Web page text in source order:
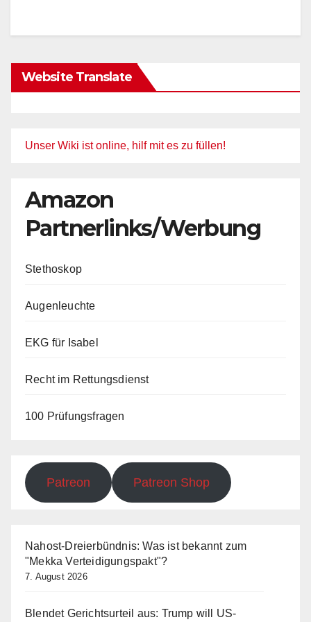
Website Translate
Unser Wiki ist online, hilf mit es zu füllen!
Amazon
Partnerlinks/Werbung
Stethoskop
Augenleuchte
EKG für Isabel
Recht im Rettungsdienst
100 Prüfungsfragen
Patreon Patreon Shop
Nahost-Dreierbündnis: Was ist bekannt zum
"Mekka Verteidigungspakt"?
7. August 2026
Blendet Gerichtsurteil aus: Trump will US-